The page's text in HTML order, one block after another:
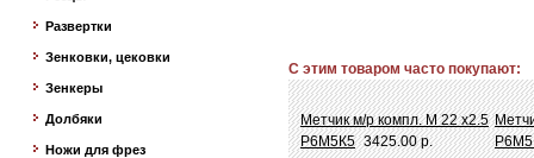
Развертки
Зенковки, цековки
Зенкеры
Долбяки
Ножи для фрез
С этим товаром часто покупают:
Метчик м/р компл. М 22 х2.5
Р6М5К5 3425.00 р.